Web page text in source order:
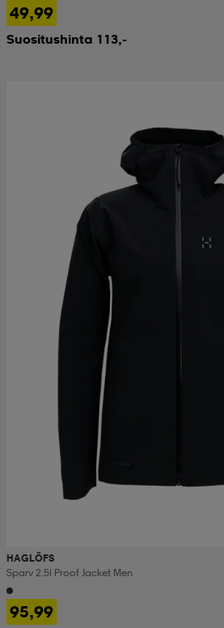
49,99
Suositushinta 113,-
HAGLÖFS
Sparv 2.5l Proof Jacket Men
95,99